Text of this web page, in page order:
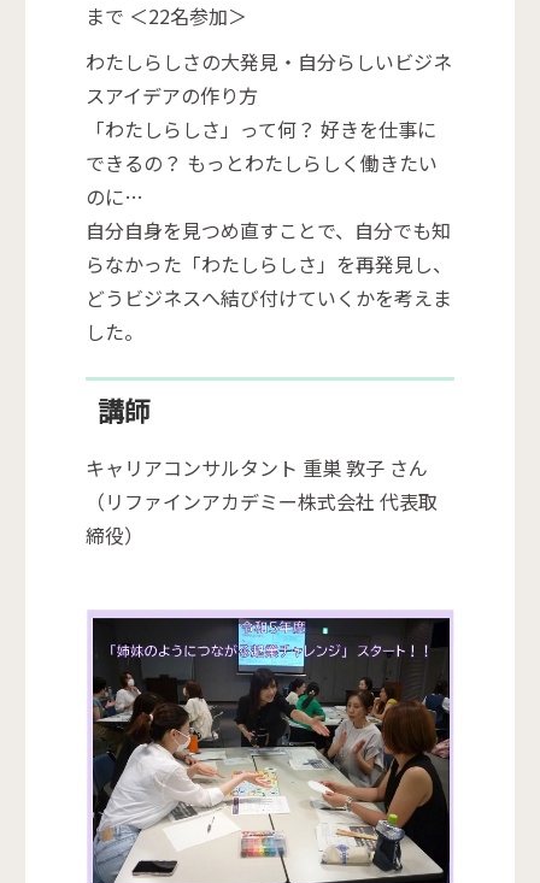
まで ＜22名参加＞
わたしらしさの大発見・自分らしいビジネ
スアイデアの作り方
「わたしらしさ」って何？ 好きを仕事に
できるの？ もっとわたしらしく働きたい
のに…
自分自身を見つめ直すことで、自分でも知
らなかった「わたしらしさ」を再発見し、
どうビジネスへ結び付けていくかを考えま
した。
講師
キャリアコンサルタント 重巣 敦子 さん
（リファインアカデミー株式会社 代表取
締役）